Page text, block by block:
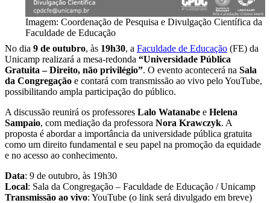
Imagem: Coordenação de Pesquisa e Divulgação Científica da
Faculdade de Educação
No dia 9 de outubro, às 19h30, a Faculdade de Educação (FE) da
Unicamp realizará a mesa-redonda “Universidade Pública
Gratuita – Direito, não privilégio”. O evento acontecerá na Sala
da Congregação e contará com transmissão ao vivo pelo YouTube,
possibilitando ampla participação do público.
A discussão reunirá os professores Lalo Watanabe e Helena
Sampaio, com mediação da professora Nora Krawczyk. A
proposta é abordar a importância da universidade pública gratuita
como um direito fundamental e seu papel na promoção da equidade
e no acesso ao conhecimento.
Data: 9 de outubro, às 19h30
Local: Sala da Congregação – Faculdade de Educação / Unicamp
Transmissão ao vivo: YouTube (o link será divulgado em breve)